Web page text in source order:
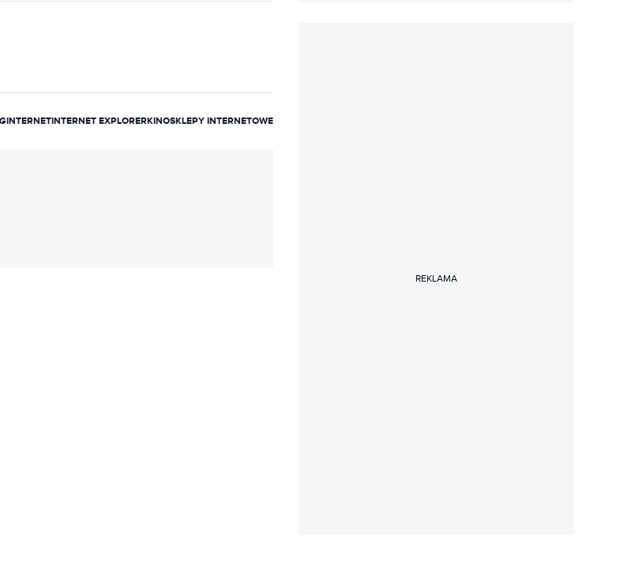
INTERNETINTERNET EXPLORERKINOSKLEPY INTERNETOWE
REKLAMA